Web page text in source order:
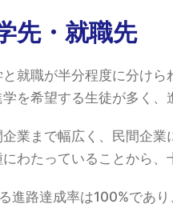
先・就職先
就職が半分程度に分けら
を希望する生徒が多く、
業まで幅広く、民間企
わたっていることから、
進路達成率は100%であ